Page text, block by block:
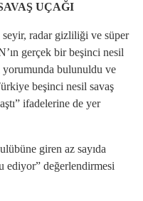
UÇAĞI
radar gizliliği ve süper
gerçek bir beşinci nesil
yorumunda bulunuldu ve
beşinci nesil savaş
ifadelerine de yer
giren az sayıda
ediyor” değerlendirmesi